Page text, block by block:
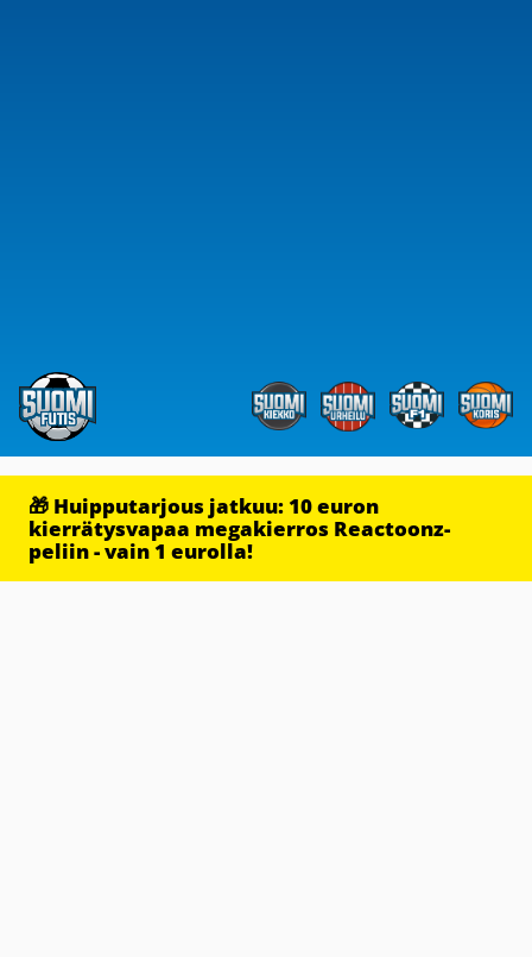
🎁 Huipputarjous jatkuu: 10 euron
kierrätysvapaa megakierros Reactoonz-
peliin - vain 1 eurolla!